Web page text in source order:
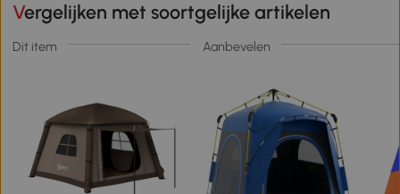
Vergelijken met soortgelijke artikelen
Dit item Aanbevelen